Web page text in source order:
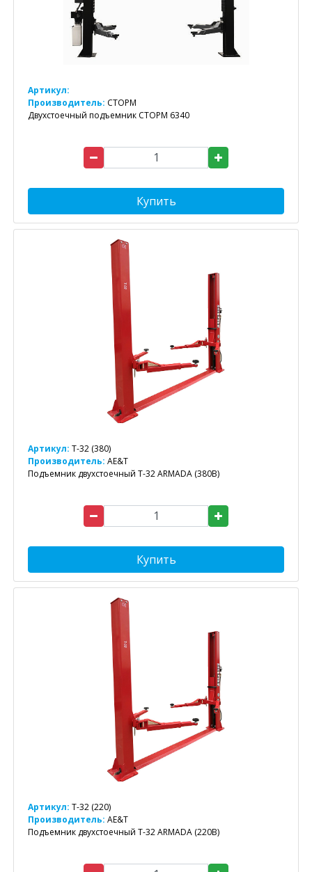
Артикул:
Производитель: СТОРМ
Двухстоечный подъемник СТОРМ 6340
Купить
Артикул: T-32 (380)
Производитель: AE&T
Подъемник двухстоечный T-32 ARMADA (380В)
Купить
Артикул: T-32 (220)
Производитель: AE&T
Подъемник двухстоечный T-32 ARMADA (220В)